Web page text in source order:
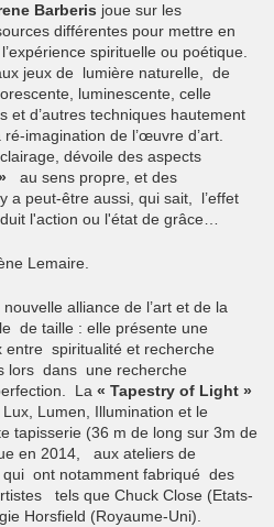
Barberis joue sur les
différentes pour mettre en
spirituelle ou poétique.
jeux de lumière naturelle, de
luminescente, celle
et d’autres techniques hautement
imagination de l’œuvre d’art.
dévoile des aspects
au sens propre, et des
a peut-être aussi, qui sait, l’effet
l'action ou l'état de grâce…
alliance de l’art et de la
de taille : elle présente une
entre spiritualité et recherche
lors dans une recherche
La « Tapestry of Light »
Lumen, Illumination et le
tapisserie (36 m de long sur 3m de
en 2014, aux ateliers de
qui ont notamment fabriqué des
tels que Chuck Close (Etats-
Horsfield (Royaume-Uni).